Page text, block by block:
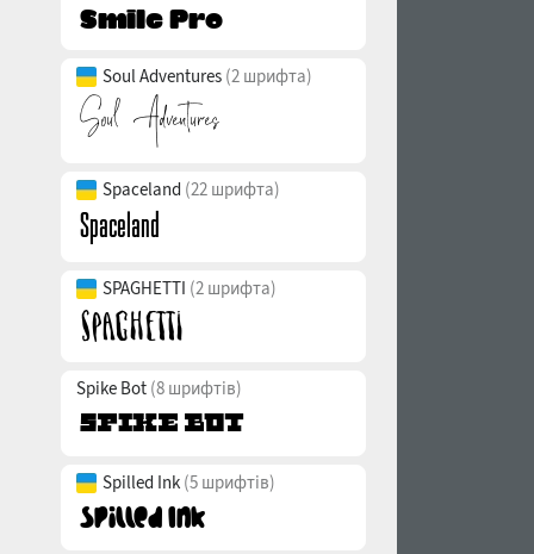
Soul Adventures (2 шрифта)
Spaceland (22 шрифта)
SPAGHETTI (2 шрифта)
Spike Bot (8 шрифтів)
Spilled Ink (5 шрифтів)